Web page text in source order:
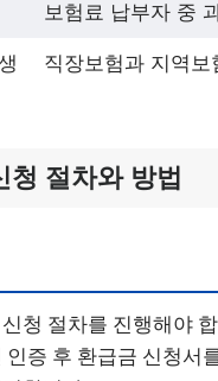
보험료 납부자 중
직장보험과 지역
청 절차와 방법
청 절차를 진행해야
증 후 환급금 신청